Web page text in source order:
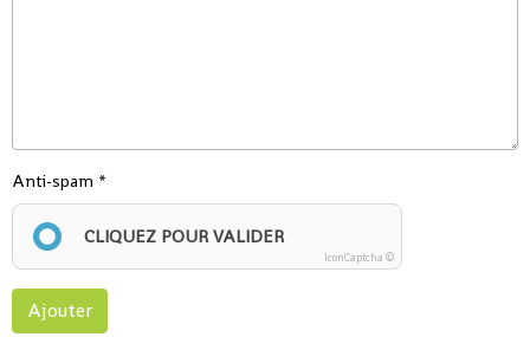
Anti-spam
CLIQUEZ POUR VALIDER
IconCaptcha ©
Ajouter